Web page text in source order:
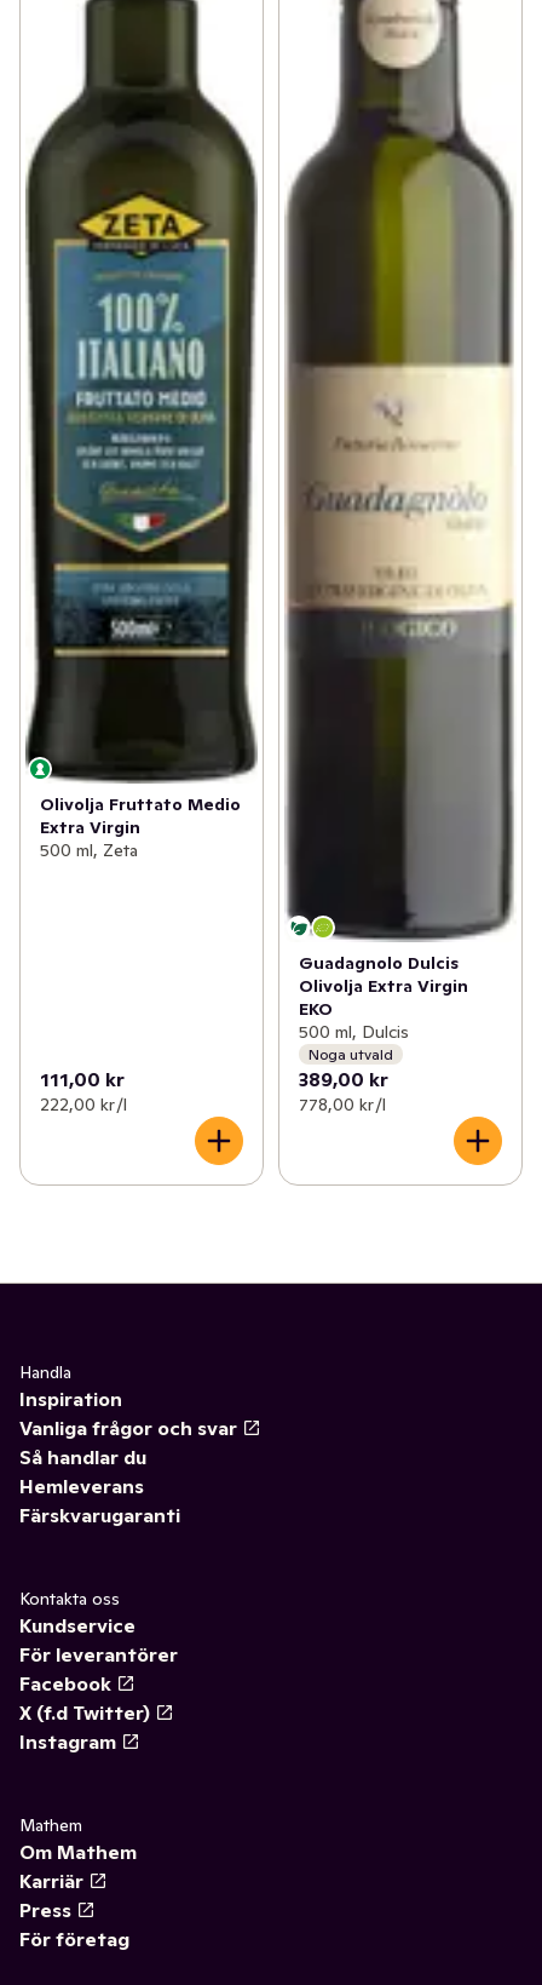
Olivolja Fruttato Medio
Extra Virgin
500 ml, Zeta
111,00 kr
222,00 kr /l
Guadagnolo Dulcis
Olivolja Extra Virgin
EKO
500 ml, Dulcis
Noga utvald
389,00 kr
778,00 kr /l
Handla
Inspiration
Vanliga frågor och svar
Så handlar du
Hemleverans
Färskvarugaranti
Kontakta oss
Kundservice
För leverantörer
Facebook
X (f.d Twitter)
Instagram
Mathem
Om Mathem
Karriär
Press
För företag